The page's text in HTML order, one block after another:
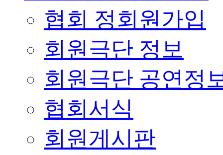
협회 정회원가입
회원극단 정보
회원극단 공연정
협회서식
회원게시판